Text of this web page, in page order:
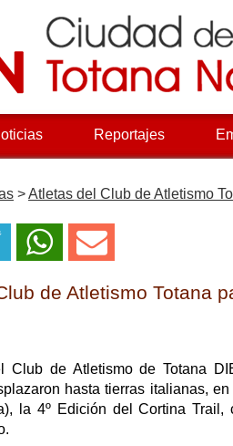
Reportajes
>Atletas del Club de Atletismo
de Atletismo Totana
Club de Atletismo de Totana
hasta tierras italianas,
la 4º Edición del Cortina